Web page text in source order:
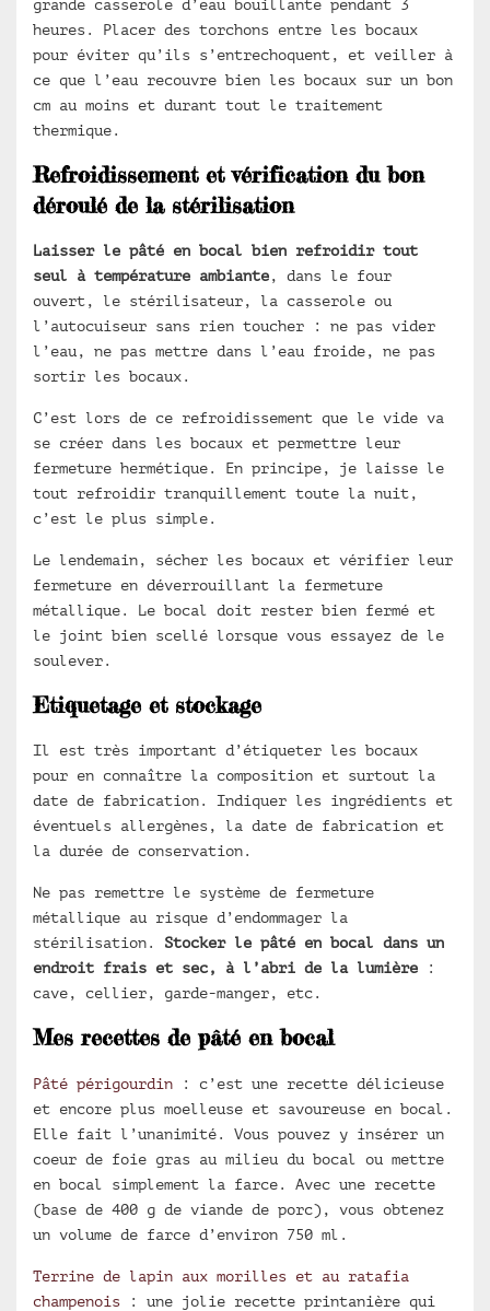
grande casserole d’eau bouillante pendant 3
heures. Placer des torchons entre les bocaux
pour éviter qu’ils s’entrechoquent, et veiller à
ce que l’eau recouvre bien les bocaux sur un bon
cm au moins et durant tout le traitement
thermique.
Refroidissement et vérification du bon
déroulé de la stérilisation
Laisser le pâté en bocal bien refroidir tout
seul à température ambiante, dans le four
ouvert, le stérilisateur, la casserole ou
l’autocuiseur sans rien toucher : ne pas vider
l’eau, ne pas mettre dans l’eau froide, ne pas
sortir les bocaux.
C’est lors de ce refroidissement que le vide va
se créer dans les bocaux et permettre leur
fermeture hermétique. En principe, je laisse le
tout refroidir tranquillement toute la nuit,
c’est le plus simple.
Le lendemain, sécher les bocaux et vérifier leur
fermeture en déverrouillant la fermeture
métallique. Le bocal doit rester bien fermé et
le joint bien scellé lorsque vous essayez de le
soulever.
Etiquetage et stockage
Il est très important d’étiqueter les bocaux
pour en connaître la composition et surtout la
date de fabrication. Indiquer les ingrédients et
éventuels allergènes, la date de fabrication et
la durée de conservation.
Ne pas remettre le système de fermeture
métallique au risque d’endommager la
stérilisation. Stocker le pâté en bocal dans un
endroit frais et sec, à l’abri de la lumière :
cave, cellier, garde-manger, etc.
Mes recettes de pâté en bocal
Pâté périgourdin : c’est une recette délicieuse
et encore plus moelleuse et savoureuse en bocal.
Elle fait l’unanimité. Vous pouvez y insérer un
coeur de foie gras au milieu du bocal ou mettre
en bocal simplement la farce. Avec une recette
(base de 400 g de viande de porc), vous obtenez
un volume de farce d’environ 750 ml.
Terrine de lapin aux morilles et au ratafia
champenois : une jolie recette printanière qui